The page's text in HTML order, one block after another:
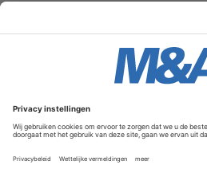
Service & Contact
Contact